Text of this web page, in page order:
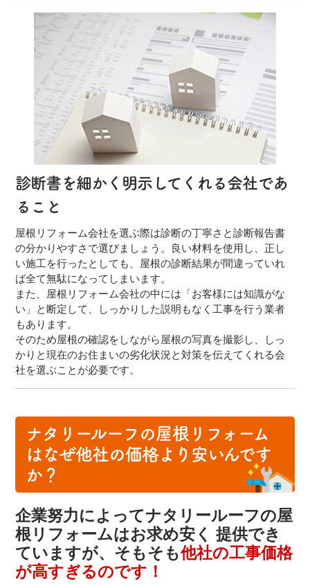
診断書を細かく明示してくれる会社であ
ること
屋根リフォーム会社を選ぶ際は診断の丁寧さと診断報告書
の分かりやすさで選びましょう。良い材料を使用し、正し
い施工を行ったとしても、屋根の診断結果が間違っていれ
ば全て無駄になってしまいます。
また、屋根リフォーム会社の中には「お客様には知識がな
い」と断定して、しっかりした説明もなく工事を行う業者
もあります。
そのため屋根の確認をしながら屋根の写真を撮影し、しっ
かりと現在のお住まいの劣化状況と対策を伝えてくれる会
社を選ぶことが必要です。
ナタリールーフの屋根リフォーム
はなぜ他社の価格より安いんです
か？
企業努力によってナタリールーフの屋
根リフォームはお求め安く 提供でき
ていますが、そもそも他社の工事価格
が高すぎるのです！